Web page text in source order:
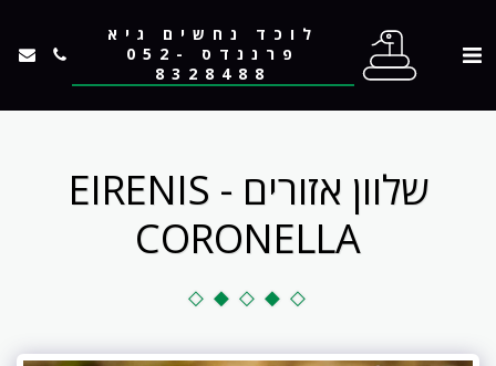
לוכד נחשים גיא
פרננדס 052-
8328488
שלוון אזורים - EIRENIS
CORONELLA